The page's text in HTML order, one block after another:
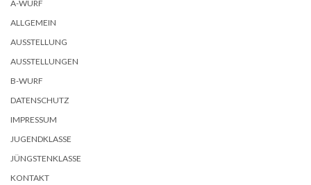
A-WURF
ALLGEMEIN
AUSSTELLUNG
AUSSTELLUNGEN
B-WURF
DATENSCHUTZ
IMPRESSUM
JUGENDKLASSE
JÜNGSTENKLASSE
KONTAKT